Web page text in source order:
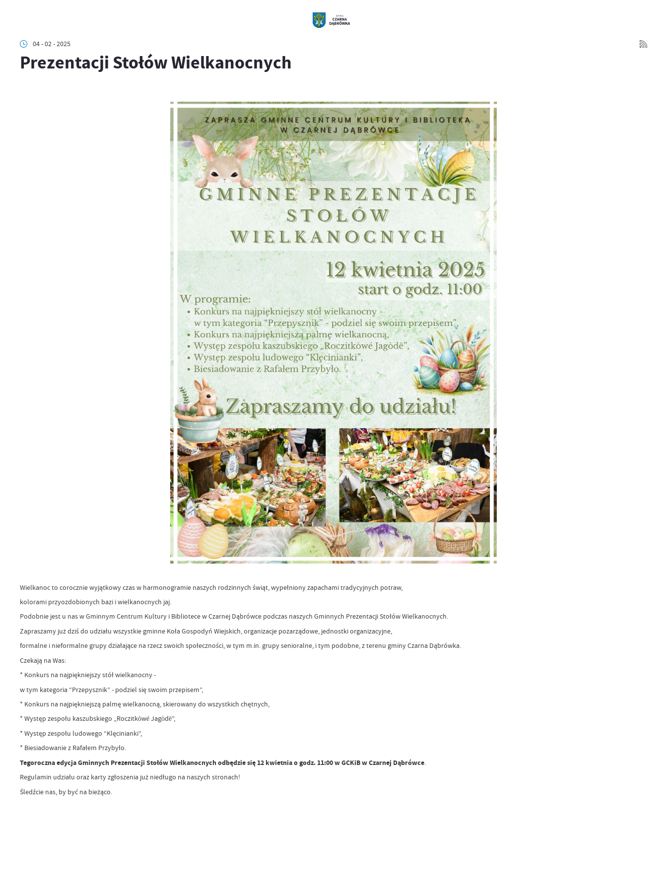
04 - 02 - 2025
Prezentacji Stołów Wielkanocnych
Wielkanoc to corocznie wyjątkowy czas w harmonogramie naszych rodzinnych świąt, wypełniony zapachami tradycyjnych potraw,
kolorami przyozdobionych bazi i wielkanocnych jaj.
Podobnie jest u nas w Gminnym Centrum Kultury i Bibliotece w Czarnej Dąbrówce podczas naszych Gminnych Prezentacji Stołów Wielkanocnych.
Zapraszamy już dziś do udziału wszystkie gminne Koła Gospodyń Wiejskich, organizacje pozarządowe, jednostki organizacyjne,
formalne i nieformalne grupy działające na rzecz swoich społeczności, w tym m.in. grupy senioralne, i tym podobne, z terenu gminy Czarna Dąbrówka.
Czekają na Was:
* Konkurs na najpiękniejszy stół wielkanocny -
w tym kategoria “Przepysznik” - podziel się swoim przepisem”,
* Konkurs na najpiękniejszą palmę wielkanocną, skierowany do wszystkich chętnych,
* Występ zespołu kaszubskiego „Roczitkòwé Jagòdë”,
* Występ zespołu ludowego “Klęcinianki”,
* Biesiadowanie z Rafałem Przybyło.
Tegoroczna edycja Gminnych Prezentacji Stołów Wielkanocnych odbędzie się 12 kwietnia o godz. 11:00 w GCKiB w Czarnej Dąbrówce.
Regulamin udziału oraz karty zgłoszenia już niedługo na naszych stronach!
Śledźcie nas, by być na bieżąco.